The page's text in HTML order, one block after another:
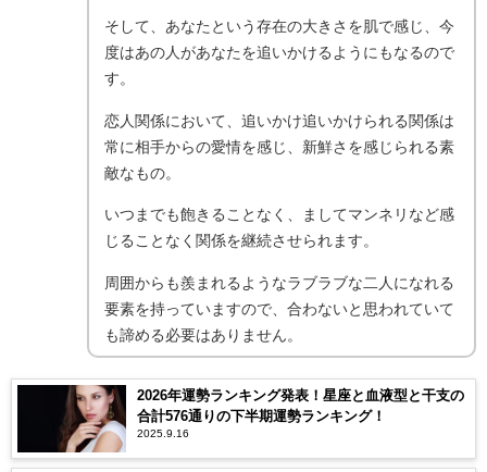
そして、あなたという存在の大きさを肌で感じ、今
度はあの人があなたを追いかけるようにもなるので
す。
恋人関係において、追いかけ追いかけられる関係は
常に相手からの愛情を感じ、新鮮さを感じられる素
敵なもの。
いつまでも飽きることなく、ましてマンネリなど感
じることなく関係を継続させられます。
周囲からも羨まれるようなラブラブな二人になれる
要素を持っていますので、合わないと思われていて
も諦める必要はありません。
2026年運勢ランキング発表！星座と血液型と干支の
合計576通りの下半期運勢ランキング！
2025.9.16